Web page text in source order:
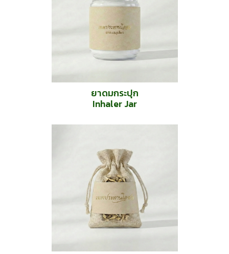
ยาดมกระปุก
Inhaler Jar